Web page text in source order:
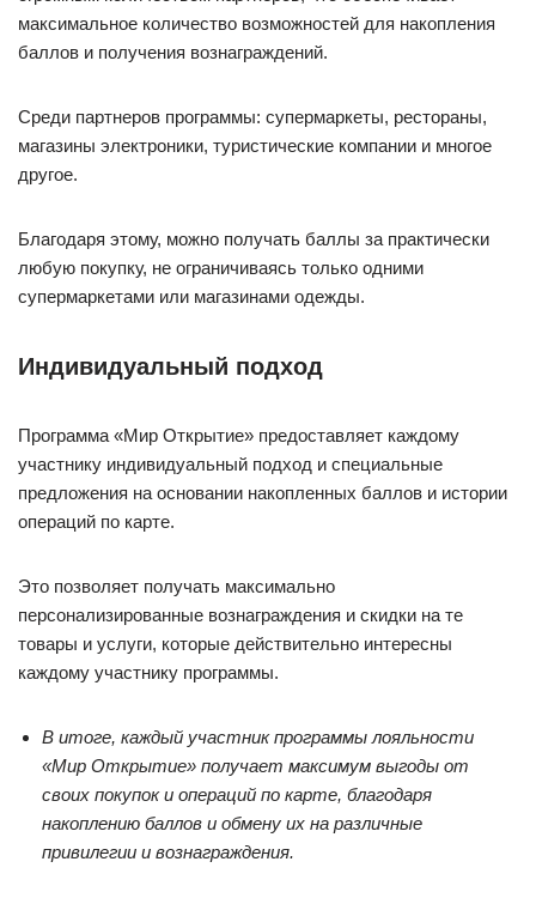
максимальное количество возможностей для накопления
баллов и получения вознаграждений.
Среди партнеров программы: супермаркеты, рестораны,
магазины электроники, туристические компании и многое
другое.
Благодаря этому, можно получать баллы за практически
любую покупку, не ограничиваясь только одними
супермаркетами или магазинами одежды.
Индивидуальный подход
Программа «Мир Открытие» предоставляет каждому
участнику индивидуальный подход и специальные
предложения на основании накопленных баллов и истории
операций по карте.
Это позволяет получать максимально
персонализированные вознаграждения и скидки на те
товары и услуги, которые действительно интересны
каждому участнику программы.
В итоге, каждый участник программы лояльности
«Мир Открытие» получает максимум выгоды от
своих покупок и операций по карте, благодаря
накоплению баллов и обмену их на различные
привилегии и вознаграждения.